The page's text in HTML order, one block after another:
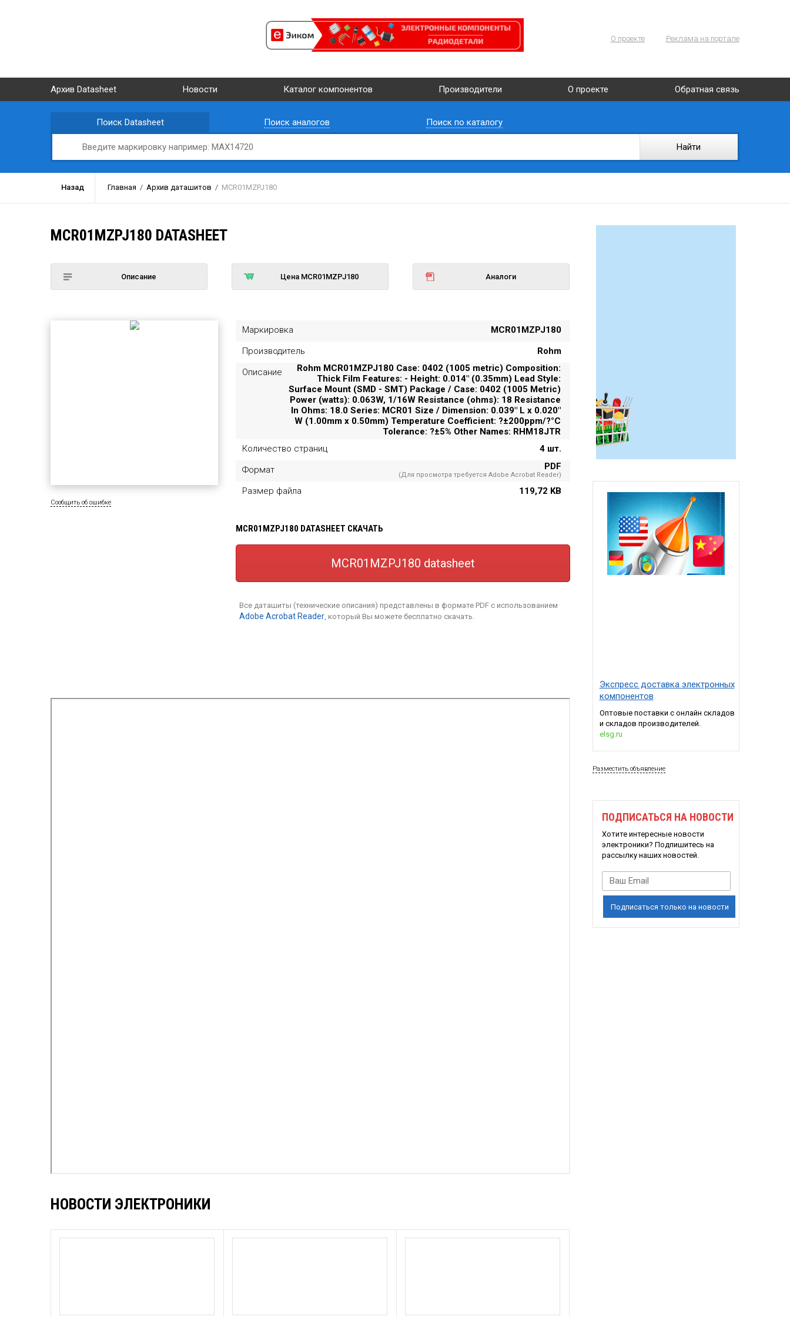
О проекте Реклама на портале
Архив Datasheet Новости Каталог компонентов Производители О проекте Обратная связь
Поиск Datasheet Поиск аналогов Поиск по каталогу
Назад Главная / Архив даташитов / MCR01MZPJ180
MCR01MZPJ180 DATASHEET
Описание Цена MCR01MZPJ180 Аналоги
Сообщить об ошибке
Маркировка
MCR01MZPJ180
Производитель
Rohm
Описание
Rohm MCR01MZPJ180 Case: 0402 (1005 metric) Composition:
Thick Film Features: - Height: 0.014" (0.35mm) Lead Style:
Surface Mount (SMD - SMT) Package / Case: 0402 (1005 Metric)
Power (watts): 0.063W, 1/16W Resistance (ohms): 18 Resistance
In Ohms: 18.0 Series: MCR01 Size / Dimension: 0.039" L x 0.020"
W (1.00mm x 0.50mm) Temperature Coefficient: ?±200ppm/?°C
Tolerance: ?±5% Other Names: RHM18JTR
Количество страниц
4 шт.
Формат
PDF
(Для просмотра требуется Adobe Acrobat Reader)
Размер файла 119,72 KB
MCR01MZPJ180 DATASHEET СКАЧАТЬ
MCR01MZPJ180 datasheet
Все даташиты (технические описания) представлены в формате PDF с использованием
Adobe Acrobat Reader, который Вы можете бесплатно скачать.
НОВОСТИ ЭЛЕКТРОНИКИ
Экспресс доставка электронных
компонентов
Оптовые поставки с онлайн складов
и складов производителей.
elsg.ru
Разместить объявление
ПОДПИСАТЬСЯ НА НОВОСТИ
Хотите интересные новости
электроники? Подпишитесь на
рассылку наших новостей.